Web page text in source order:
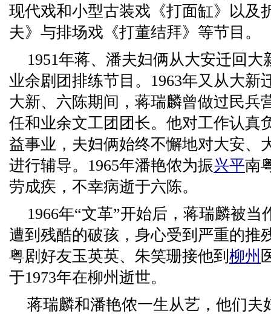
现代戏和小型古装戏《打面缸》以及
夫》与排场戏《打董结拜》等节目。
1951年蒋、潘夫妇俩从大安迁回
业余剧团排练节目。1963年又从大新
大新、六陈期间，蒋瑞麟曾做过民兵
任和业余文工团团长。他对工作认真
益事业，夫妇俩始终不懈地对大安、
进行辅导。1965年潘艳侬为振兴平南
劳成疾，不幸病逝于六陈。
1966年“文革”开始后，蒋瑞麟被
遭到残酷的破孩，身心受到严重的推
粤剧好友玉英英、朱笑珊接他到 柳州
于1973年在柳州逝世。
蒋瑞麟和潘艳侬一生从艺，他们夫